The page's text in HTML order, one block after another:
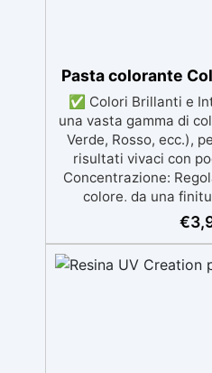
Pasta colorante
✅ Colori Brillanti e
una vasta gamma di
Verde, Rosso, ecc.),
risultati vivaci con
Concentrazione:
colore, da una
copertura
concentrazione dal
resina e mescola
€